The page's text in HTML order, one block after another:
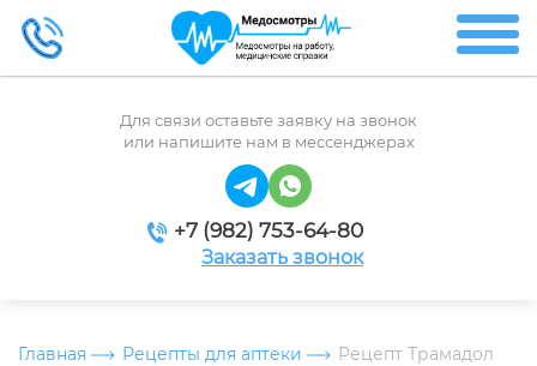
Для связи оставьте заявку на звонок
или напишите нам в мессенджерах
+7 (982) 753-64-80
Заказать звонок
Главная Рецепты для аптеки Рецепт Трамадол